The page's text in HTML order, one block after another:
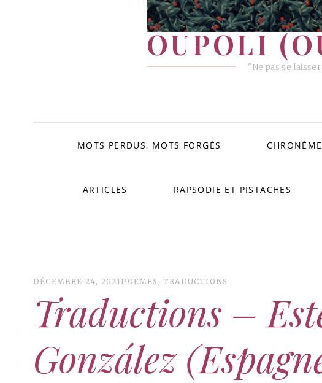
OUPOLI
"Ne pas se
MOTS PERDUS, MOTS FORGÉS
ARTICLES RAPSODIE ET PISTACHES
DÉCEMBRE 24, 2021 POÈMES TRADUCTIONS
Traductions –
González